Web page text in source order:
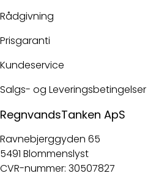
Rådgivning
Prisgaranti
Kundeservice
Salgs- og Leveringsbetingelser
RegnvandsTanken ApS
Ravnebjerggyden 65
5491 Blommenslyst
CVR-nummer: 30507827